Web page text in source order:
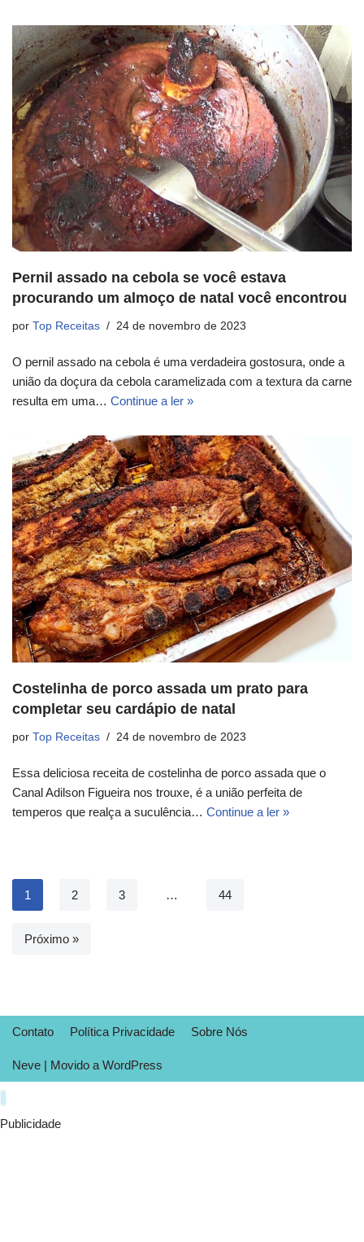
Pernil assado na cebola se você estava
procurando um almoço de natal você encontrou
por Top Receitas 24 de novembro de 2023
O pernil assado na cebola é uma verdadeira gostosura, onde a
união da doçura da cebola caramelizada com a textura da carne
resulta em uma… Continue a ler »
Costelinha de porco assada um prato para
completar seu cardápio de natal
por Top Receitas 24 de novembro de 2023
Essa deliciosa receita de costelinha de porco assada que o
Canal Adilson Figueira nos trouxe, é a união perfeita de
temperos que realça a suculência… Continue a ler »
1 2 3 … 44
Próximo »
Contato Política Privacidade Sobre Nós
Neve | Movido a WordPress
Publicidade